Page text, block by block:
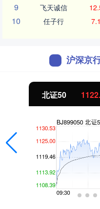
9 飞天诚信
10 任子行
沪深京
北证50